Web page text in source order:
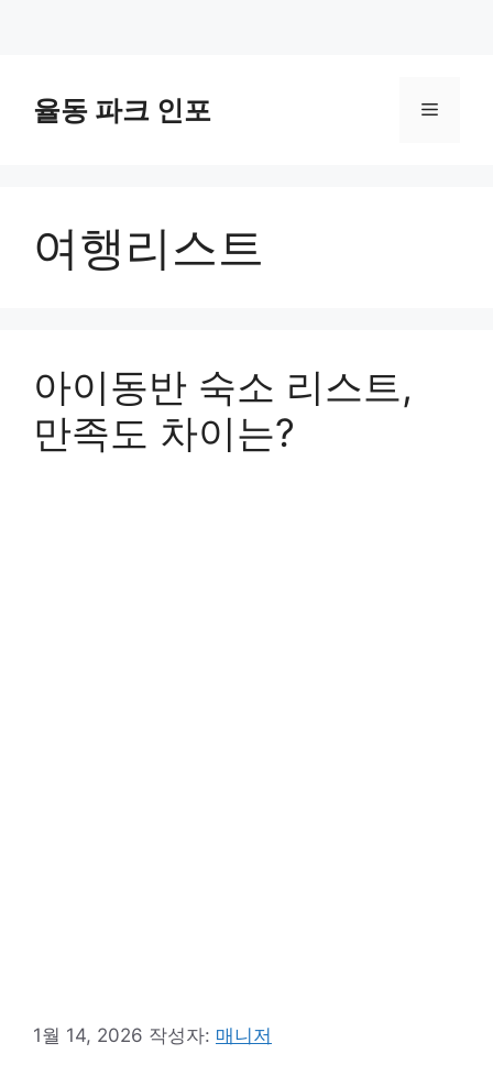
율동 파크 인포 메
여행리스트
아이동반 숙소 리스트,
만족도 차이는?
1월 14, 2026 작성자: 매니저